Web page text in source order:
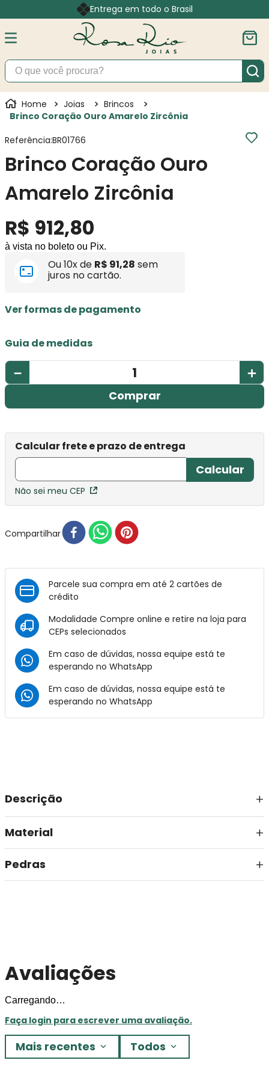
Entrega em todo o Brasil
O que você procura?
Joias
Brincos
Brinco Coração Ouro Amarelo Zircônia
Referência:BR01766
Brinco Coração Ouro
Amarelo Zircônia
R$ 912,80
à vista no boleto ou Pix.
Ou10x de R$ 91,28 sem
juros no cartão.
Ver formas de pagamento
Guia de medidas
＋
－
Comprar
Não sei meu CEP
Compartilhar
Parcele sua compra em até 2 cartões de
crédito
Modalidade Compre online e retire na loja para
CEPs selecionados
Em caso de dúvidas, nossa equipe está te
esperando no WhatsApp
Em caso de dúvidas, nossa equipe está te
esperando no WhatsApp
Descrição
Material
Pedras
Avaliações
Carregando…
Faça login para escrever uma avaliação.
Mais recentes Todos